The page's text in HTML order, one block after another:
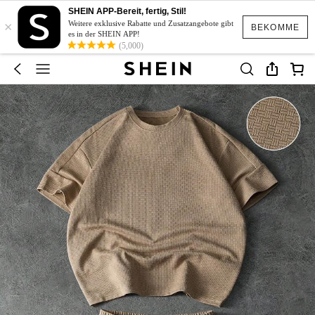
BEKOMME
×
SHEIN APP-Bereit, fertig, Stil!
Weitere exklusive Rabatte und Zusatzangebote gibt
es in der SHEIN APP!
(5,000)